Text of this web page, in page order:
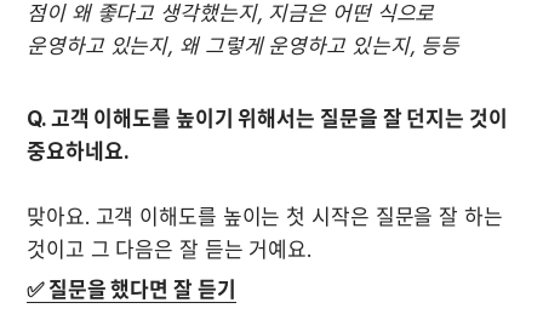
점이 왜 좋다고 생각했는지, 지금은 어떤 식으로
운영하고 있는지, 왜 그렇게 운영하고 있는지, 등등
Q. 고객 이해도를 높이기 위해서는 질문을 잘 던지는 것이
중요하네요.
맞아요. 고객 이해도를 높이는 첫 시작은 질문을 잘 하는
것이고 그 다음은 잘 듣는 거예요.
✅ 질문을 했다면 잘 듣기